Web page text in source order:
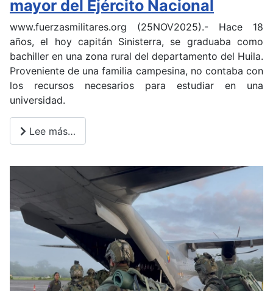
mayor del Ejército Nacional
www.fuerzasmilitares.org (25NOV2025).- Hace 18
años, el hoy capitán Sinisterra, se graduaba como
bachiller en una zona rural del departamento del Huila.
Proveniente de una familia campesina, no contaba con
los recursos necesarios para estudiar en una
universidad.
Lee más…